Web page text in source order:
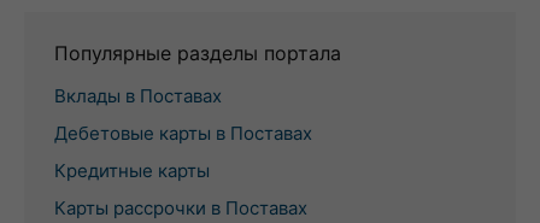
Популярные разделы портала
Вклады в Поставах
Дебетовые карты в Поставах
Кредитные карты
Карты рассрочки в Поставах